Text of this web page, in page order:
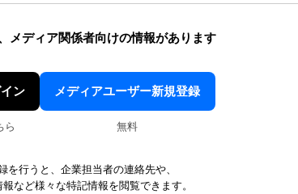
メディア関係者向けの情報があります
ン
ら
メディアユーザー新規登録
無料
を行うと、企業担当者の連絡先や、
など様々な特記情報を閲覧できます。